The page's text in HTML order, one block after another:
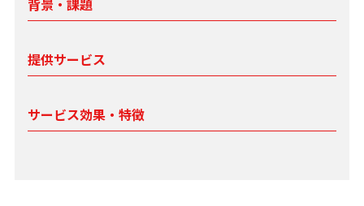
背景・課題
提供サービス
サービス効果・特徴